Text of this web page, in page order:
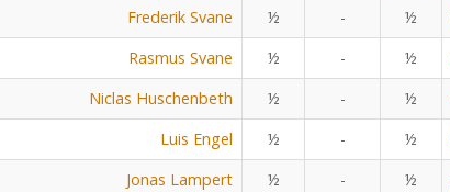
Frederik Svane ½ - ½
Rasmus Svane ½ - ½
Niclas Huschenbeth ½ - ½
Luis Engel ½ - ½
Jonas Lampert ½ - ½